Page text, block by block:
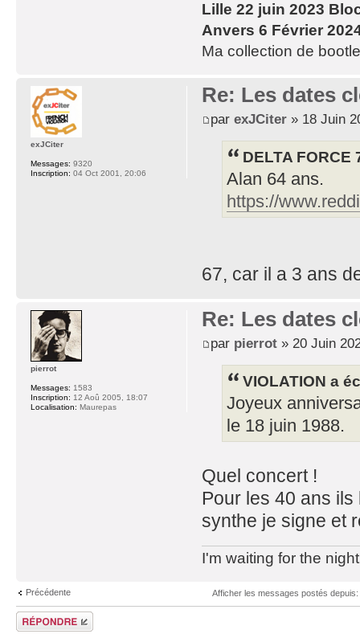
Lille 22 juin 2023
Anvers 6 Février
Ma collection de
Re: Les dates
par exJCiter» 18 Juin
DELTA FORCE
Alan 64 ans.
https://
67, car il a 3 ans
exJCiter
Messages: 9320
Inscription: 04 Oct 2001, 20:06
Re: Les dates
par pierrot» 20 Juin
VIOLATION a
Joyeux
le 18 juin 1988.
Quel concert !
Pour les 40 ans
synthe je signe et
I'm waiting for the
pierrot
Messages: 1583
Inscription: 12 Aoû 2005, 18:07
Localisation: Maurepas
Précédente Afficher les messages postés depuis:
Répondre